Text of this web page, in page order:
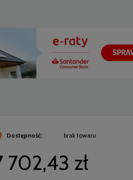
Dostępność: brak towaru
702,43 zł